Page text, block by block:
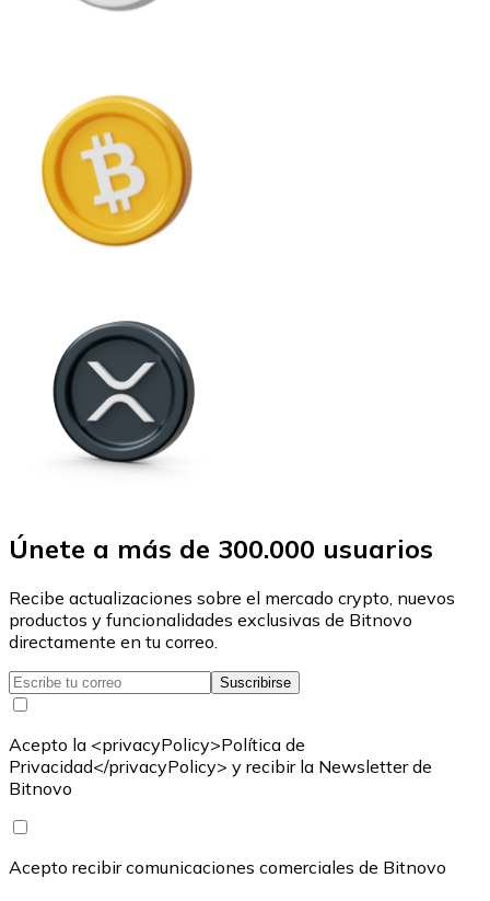
Únete a más de 300.000 usuarios
Recibe actualizaciones sobre el mercado crypto, nuevos
productos y funcionalidades exclusivas de Bitnovo
directamente en tu correo.
Suscribirse
Acepto la <privacyPolicy>Política de
Privacidad</privacyPolicy> y recibir la Newsletter de
Bitnovo
Acepto recibir comunicaciones comerciales de Bitnovo